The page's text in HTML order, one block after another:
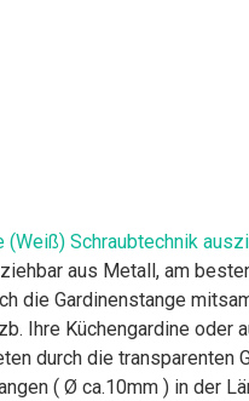
Schraubtechnik
aus Metall, am
die Gardinenstange
Ihre Küchengardine oder
durch die transparenten
( Ø ca.10mm ) in der